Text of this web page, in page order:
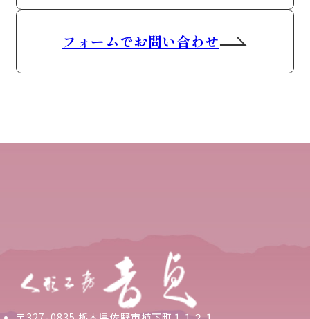
フォームでお問い合わせ